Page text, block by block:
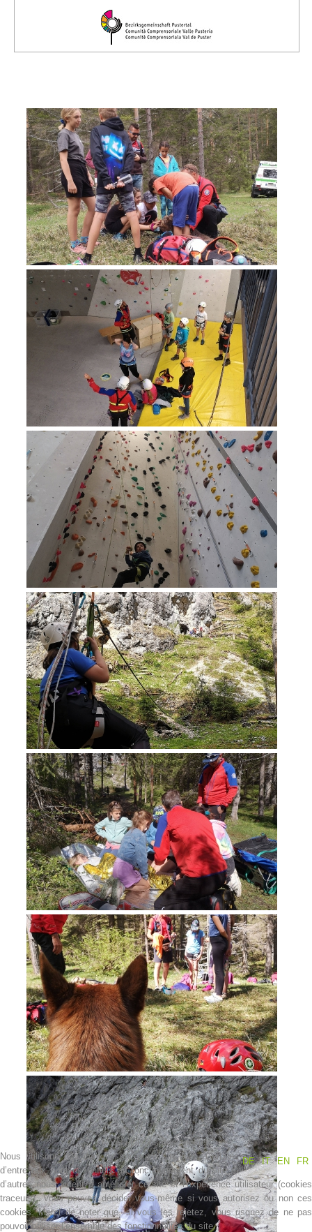
Direction
Procédure d'alarme
Opération de sauvetage
Contakt
NEWS
Nous utilisons des cookies
DE
IT EN FR
Nous utilisons des cookies sur notre site web. Certains
d’entre eux sont essentiels au fonctionnement du site et
d’autres nous aident à améliorer ce site et l’expérience utilisateur (cookies
traceurs). Vous pouvez décider vous-même si vous autorisez ou non ces
cookies. Merci de noter que, si vous les rejetez, vous risquez de ne pas
pouvoir utiliser l’ensemble des fonctionnalités du site.